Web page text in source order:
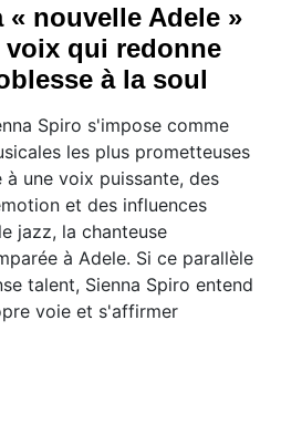
nouvelle Adele »
qui redonne
à la soul
Spiro s'impose comme
les plus prometteuses
une voix puissante, des
et des influences
jazz, la chanteuse
à Adele. Si ce parallèle
talent, Sienna Spiro entend
voie et s'affirmer